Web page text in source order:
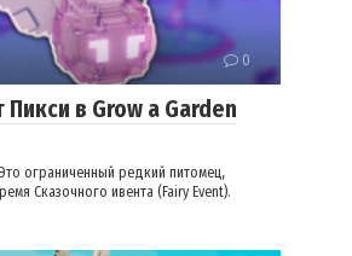
0
Пикси в Grow a Garden
ограниченный редкий питомец,
Сказочного ивента (Fairy Event).